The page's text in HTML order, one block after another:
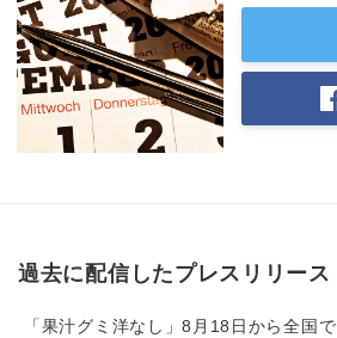
過去に配信したプレスリリース
「果汁グミ洋なし」8月18日から全国で